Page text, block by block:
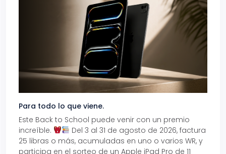
Para todo lo que viene.
Este Back to School puede venir con un premio
increíble.
Del 3 al 31 de agosto de 2026, factura
25 libras o más, acumuladas en uno o varios WR, y
participa en el sorteo de un Apple iPad Pro de 11